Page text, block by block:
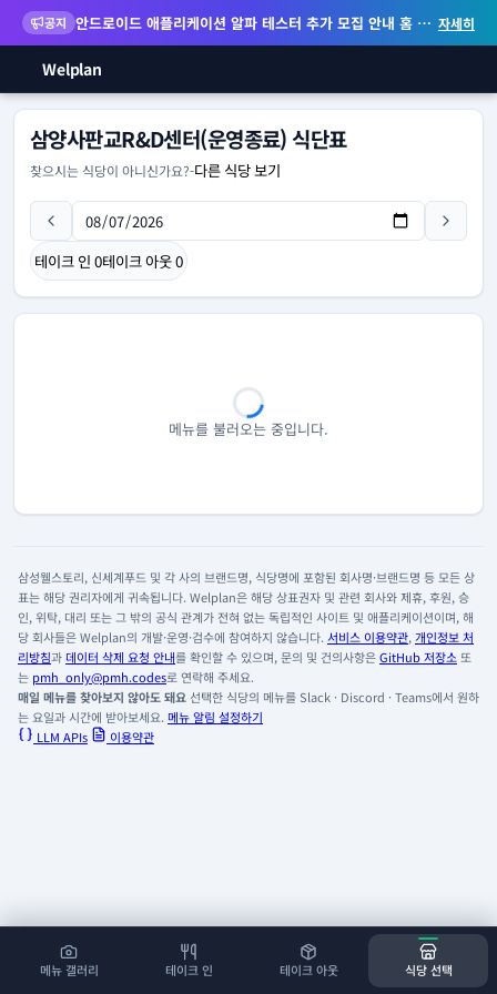
공지 안드로이드 애플리케이션 알파 테스터 추가 모집 안내 홈 화면 위젯 등 지원 자세히
Welplan
메뉴 갤러리 테이크 인 테이크 아웃 식당 선택
삼양사판교R&D센터(운영종료) 식단표
찾으시는 식당이 아니신가요?-다른 식당 보기
테이크 인 0테이크 아웃0
메뉴를 불러오는 중입니다.
삼성웰스토리, 신세계푸드 및 각 사의 브랜드명, 식당명에 포함된 회사명·브랜드명 등 모든 상
표는 해당 권리자에게 귀속됩니다. Welplan은 해당 상표권자 및 관련 회사와 제휴, 후원, 승
인, 위탁, 대리 또는 그 밖의 공식 관계가 전혀 없는 독립적인 사이트 및 애플리케이션이며, 해
당 회사들은 Welplan의 개발·운영·검수에 참여하지 않습니다. 서비스 이용약관, 개인정보 처
리방침과데이터 삭제 요청 안내를 확인할 수 있으며, 문의 및 건의사항은GitHub 저장소 또
는 pmh_only@pmh.codes로 연락해 주세요.
매일 메뉴를 찾아보지 않아도 돼요선택한 식당의 메뉴를 Slack · Discord · Teams에서 원하
는 요일과 시간에 받아보세요. 메뉴 알림 설정하기
LLM APIs
이용약관